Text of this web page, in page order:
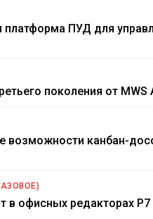
платформа ПУД для
поколения от MWS
возможности канбан-
в офисных редакторах Р7